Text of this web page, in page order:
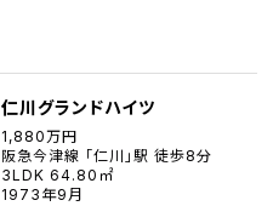
仁川グランドハイツ
1,880万円
阪急今津線 「仁川」駅 徒歩8分
3LDK 64.80㎡
1973年9月